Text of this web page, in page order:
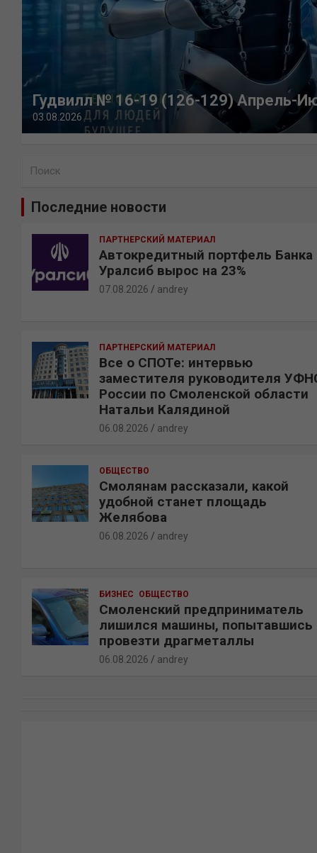
Гудвилл № 16-19 (126-129) Апрель-
03.08.2026
Последние новости
ПАРТНЕРСКИЙ МАТЕРИАЛ
Автокредитный портфель Банка
Уралсиб вырос на 23%
07.08.2026 andrey
ПАРТНЕРСКИЙ МАТЕРИАЛ
Все о СПОТе: интервью
заместителя руководителя
России по Смоленской области
Натальи Калядиной
06.08.2026 andrey
ОБЩЕСТВО
Смолянам рассказали, какой
удобной станет площадь
Желябова
06.08.2026 andrey
БИЗНЕС ОБЩЕСТВО
Смоленский предприниматель
лишился машины, попытавшись
провезти драгметаллы
06.08.2026 andrey